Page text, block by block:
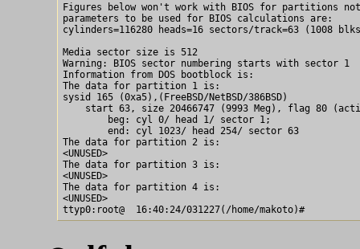
Figures below won't work with BIOS for partitions
parameters to be used for BIOS calculations are:
cylinders=116280 heads=16 sectors/track=63 (1008
Media sector size is 512
Warning: BIOS sector numbering starts with sector 1
Information from DOS bootblock is:
The data for partition 1 is:
sysid 165 (0xa5),(FreeBSD/NetBSD/386BSD)
start 63, size 20466747 (9993 Meg), flag 80
        beg: cyl 0/ head 1/ sector 1;
        end: cyl 1023/ head 254/ sector 63
The data for partition 2 is:
<UNUSED>
The data for partition 3 is:
<UNUSED>
The data for partition 4 is:
<UNUSED>